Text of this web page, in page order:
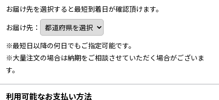
お届け先を選択すると最短到着日が確認頂けます。
お届け先：
※最短日以降の何日でもご指定可能です。
※大量注文の場合は納期をご相談させていただく場合がございま
す。
利用可能なお支払い方法